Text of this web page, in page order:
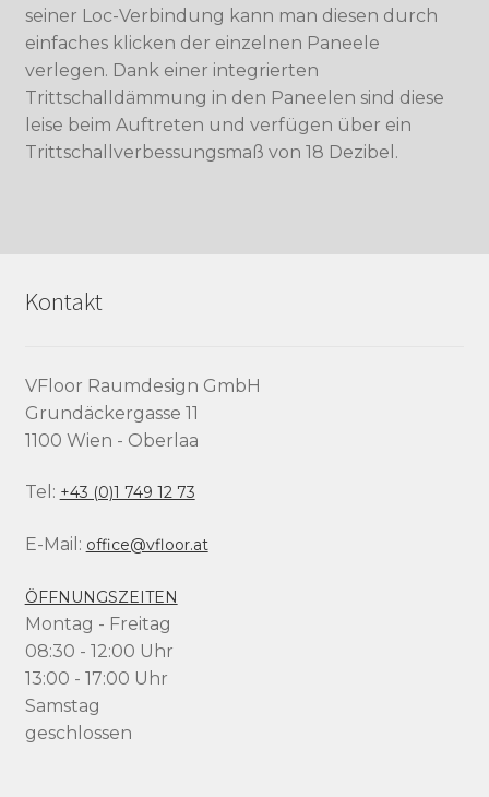
seiner Loc-Verbindung kann man diesen durch
einfaches klicken der einzelnen Paneele
verlegen. Dank einer integrierten
Trittschalldämmung in den Paneelen sind diese
leise beim Auftreten und verfügen über ein
Trittschallverbessungsmaß von 18 Dezibel.
Kontakt
VFloor Raumdesign GmbH
Grundäckergasse 11
1100 Wien - Oberlaa
Tel: +43 (0)1 749 12 73
E-Mail: office@vfloor.at
ÖFFNUNGSZEITEN
Montag - Freitag
08:30 - 12:00 Uhr
13:00 - 17:00 Uhr
Samstag
geschlossen